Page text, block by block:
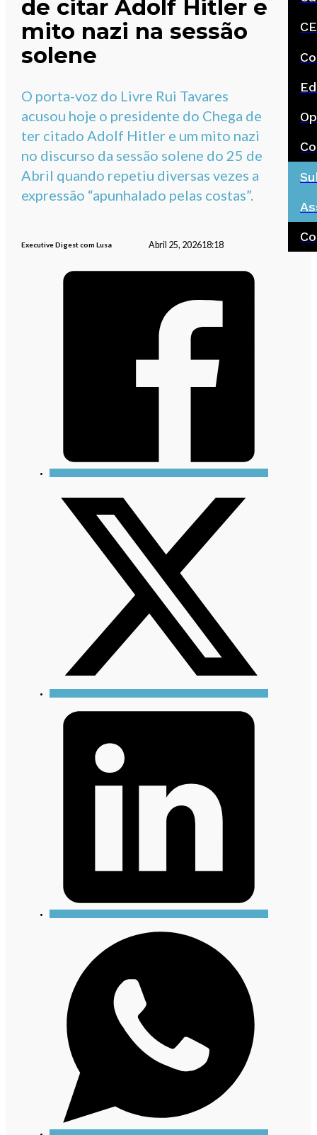
de citar Adolf Hitler e
mito nazi na sessão
solene
O porta-voz do Livre Rui Tavares
acusou hoje o presidente do Chega de
ter citado Adolf Hitler e um mito nazi
no discurso da sessão solene do 25 de
Abril quando repetiu diversas vezes a
expressão “apunhalado pelas costas”.
Executive Digest com Lusa Abril 25, 202618:18